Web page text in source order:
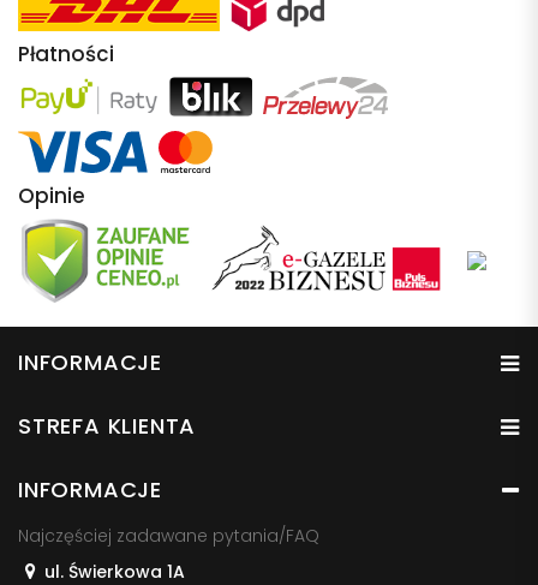
Płatności
Opinie
INFORMACJE
STREFA KLIENTA
INFORMACJE
Najczęściej zadawane pytania/FAQ
ul. Świerkowa 1A